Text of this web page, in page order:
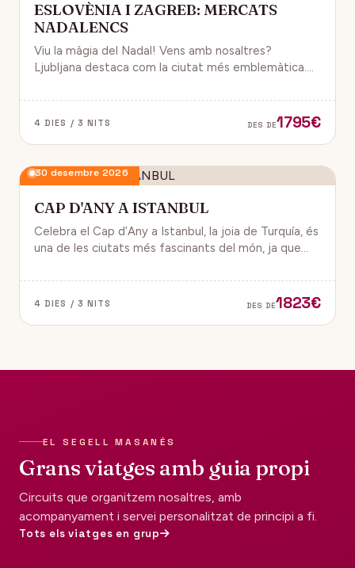
ESLOVÈNIA I ZAGREB: MERCATS
NADALENCS
Viu la màgia del Nadal! Vens amb nosaltres?
Ljubljana destaca com la ciutat més emblemàtica.
destinacions nadalenques d’Europa.
4 DIES / 3 NITS DES DE1795€
30 desembre 2026
CAP D'ANY A ISTANBUL
Celebra el Cap d’Any a Istanbul, la joia de Turquía, és
una de les ciutats més fascinants del món, ja que
gaudir d’un ambient de festa i alegría.
4 DIES / 3 NITS DES DE1823€
EL SEGELL MASANÉS
Grans viatges amb guia propi
Circuits que organitzem nosaltres, amb
acompanyament i servei personalitzat de principi a fi.
Tots els viatges en grup